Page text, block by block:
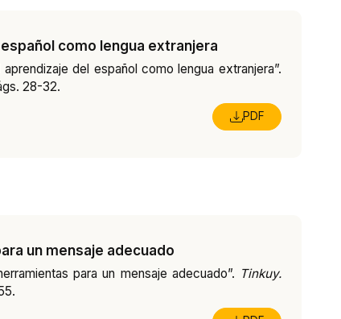
como lengua extranjera
del español como lengua extranjera”.
28-32.
PDF
un mensaje adecuado
para un mensaje adecuado”. Tinkuy.